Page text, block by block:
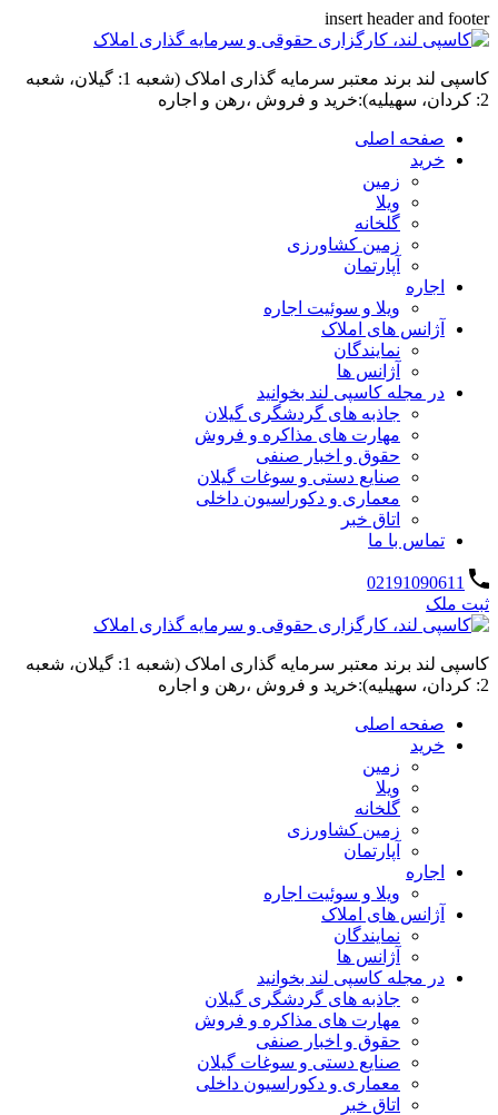
insert header and footer
کاسپی لند برند معتبر سرمایه گذاری املاک (شعبه 1: گیلان، شعبه
2: کردان، سهیلیه):خرید و فروش ،رهن و اجاره
صفحه اصلی
خرید
زمین
ویلا
گلخانه
زمین کشاورزی
آپارتمان
اجاره
ویلا و سوئیت اجاره
آژانس های املاک
نمایندگان
آژانس ها
در مجله کاسپی لند بخوانید
جاذبه های گردشگری گیلان
مهارت های مذاکره و فروش
حقوق و اخبار صنفی
صنایع دستی و سوغات گیلان
معماری و دکوراسیون داخلی
اتاق خبر
تماس با ما
02191090611
ثبت ملک
کاسپی لند برند معتبر سرمایه گذاری املاک (شعبه 1: گیلان، شعبه
2: کردان، سهیلیه):خرید و فروش ،رهن و اجاره
صفحه اصلی
خرید
زمین
ویلا
گلخانه
زمین کشاورزی
آپارتمان
اجاره
ویلا و سوئیت اجاره
آژانس های املاک
نمایندگان
آژانس ها
در مجله کاسپی لند بخوانید
جاذبه های گردشگری گیلان
مهارت های مذاکره و فروش
حقوق و اخبار صنفی
صنایع دستی و سوغات گیلان
معماری و دکوراسیون داخلی
اتاق خبر